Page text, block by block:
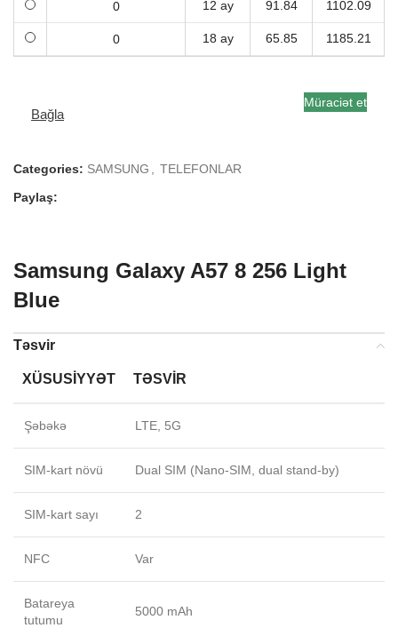
12 ay 91.84 1102.09
18 ay 65.85 1185.21
Bağla
Müraciət et
Categories: SAMSUNG
TELEFONLAR
Paylaş:
Samsung Galaxy A57 8 256 Light
Blue
Təsvir
XÜSUSIYYƏT TƏSVIR
Şəbəkə LTE, 5G
SIM-kart növü Dual SIM (Nano-SIM, dual stand-by)
SIM-kart sayı 2
NFC Var
Batareya
tutumu
5000 mAh